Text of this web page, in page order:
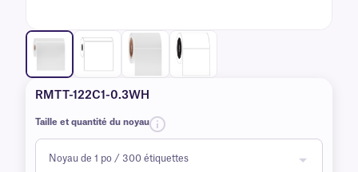
RMTT-122C1-0.3WH
Taille et quantité du noyau